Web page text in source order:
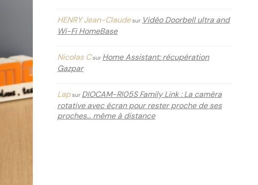
HENRY Jean-Claudesur Vidéo Doorbell ultra and
Wi-Fi HomeBase
Nicolas Csur Home Assistant: récupération
Gazpar
Lapsur DIOCAM-RI05S Family Link : La caméra
rotative avec écran pour rester proche de ses
proches… même à distance